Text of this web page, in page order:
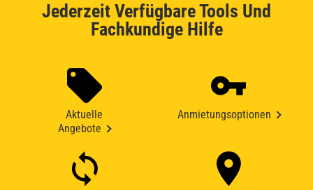
Jederzeit Verfügbare Tools Und
Fachkundige Hilfe
Aktuelle
Angebote
Anmietungsoptionen